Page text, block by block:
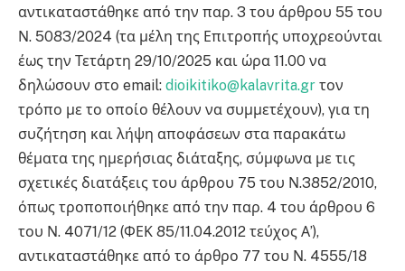
αντικαταστάθηκε από την παρ. 3 του άρθρου 55 του
Ν. 5083/2024 (τα μέλη της Επιτροπής υποχρεούνται
έως την Τετάρτη 29/10/2025 και ώρα 11.00 να
δηλώσουν στο email: dioikitiko@kalavrita.gr τον
τρόπο με το οποίο θέλουν να συμμετέχουν), για τη
συζήτηση και λήψη αποφάσεων στα παρακάτω
θέματα της ημερήσιας διάταξης, σύμφωνα με τις
σχετικές διατάξεις του άρθρου 75 του Ν.3852/2010,
όπως τροποποιήθηκε από την παρ. 4 του άρθρου 6
του Ν. 4071/12 (ΦΕΚ 85/11.04.2012 τεύχος Α’),
αντικαταστάθηκε από το άρθρο 77 του Ν. 4555/18